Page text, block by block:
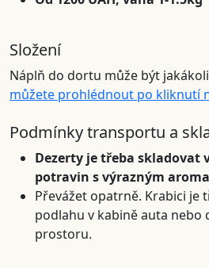
Složení
Náplň do dortu může být
můžete prohlédnout po kliknutí
Podmínky transportu a
Dezerty je třeba skladovat
potravin s výrazným
Převážet opatrně. Krabici je
podlahu v kabině auta nebo
prostoru.